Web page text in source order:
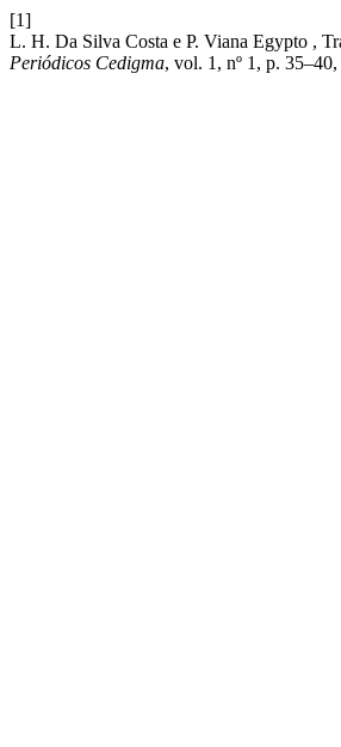
[1]
L. H. Da Silva Costa e P. Viana Egypto ,
Periódicos Cedigma, vol. 1, nº 1, p.